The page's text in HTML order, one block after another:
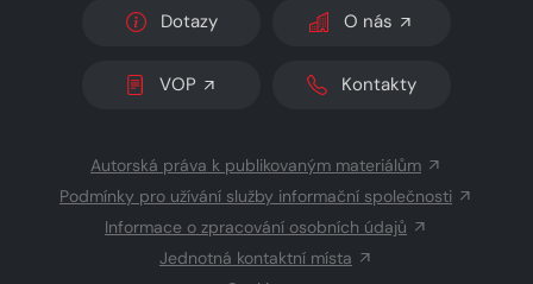
Dotazy O nás
VOP Kontakty
Autorská práva k publikovaným materiálům
Podmínky pro užívání služby informační společnosti
Informace o zpracování osobních údajů
Jednotná kontaktní místa